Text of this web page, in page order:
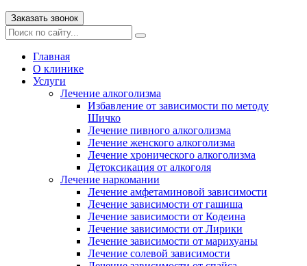
Заказать звонок
Главная
О клинике
Услуги
Лечение алкоголизма
Избавление от зависимости по методу
Шичко
Лечение пивного алкоголизма
Лечение женского алкоголизма
Лечение хронического алкоголизма
Детоксикация от алкоголя
Лечение наркомании
Лечение амфетаминовой зависимости
Лечение зависимости от гашиша
Лечение зависимости от Кодеина
Лечение зависимости от Лирики
Лечение зависимости от марихуаны
Лечение солевой зависимости